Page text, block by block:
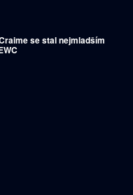
se stal nejmladším